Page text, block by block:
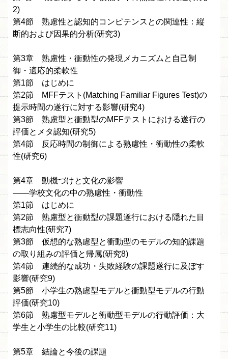
2)
第4節 熟慮性と認知的コンピテンスとの関連性：縦
断的および因果的分析(研究3)
第3章 熟慮性・衝動性の発現メカニズムと自己制
御・適応的柔軟性
第1節 はじめに
第2節 MFFテスト(Matching Familiar Figures Test)の
提示時間の遂行に対する影響(研究4)
第3節 熟慮型と衝動型のMFFテストにおける遂行の
評価とメタ認知(研究5)
第4節 反応時間の制御による熟慮性・衝動性の柔軟
性(研究6)
第4章 動機づけと文化の影響
——学校文化の中の熟慮性・衝動性
第1節 はじめに
第2節 熟慮型と衝動型の課題遂行における隠れた目
標志向性(研究7)
第3節 仮想的な熟慮型と衝動型のモデルの知的課題
の取り組みの評価と帰属(研究8)
第4節 連続的な成功・失敗経験の課題遂行に及ぼす
影響(研究9)
第5節 小学生の熟慮型モデルと衝動型モデルの行動
評価(研究10)
第6節 熟慮型モデルと衝動型モデルの行動評価：大
学生と小学生の比較(研究11)
第5章 結論と今後の課題